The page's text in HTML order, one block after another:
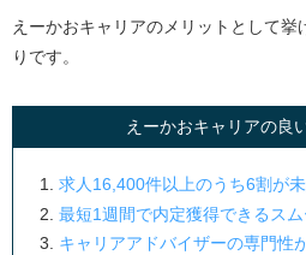
えーかおキャリアのメリットとして
りです。
えーかおキャリアの良
求人16,400件以上のうち6割が
最短1週間で内定獲得できるス
キャリアアドバイザーの専門性